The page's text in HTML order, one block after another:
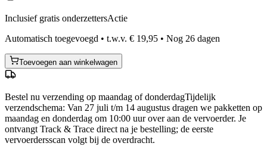
Inclusief gratis onderzettersActie
Automatisch toegevoegd • t.w.v. € 19,95 • Nog 26 dagen
Toevoegen aan winkelwagen
Bestel nu verzending op maandag of donderdagTijdelijk
verzendschema: Van 27 juli t/m 14 augustus dragen we pakketten op
maandag en donderdag om 10:00 uur over aan de vervoerder. Je
ontvangt Track & Trace direct na je bestelling; de eerste
vervoerdersscan volgt bij de overdracht.